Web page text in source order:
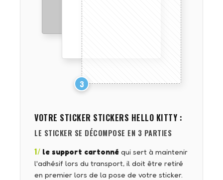
3
VOTRE STICKER STICKERS HELLO KITTY :
LE STICKER SE DÉCOMPOSE EN 3 PARTIES
1/ le support cartonné qui sert à maintenir
l'adhésif lors du transport, il doit être retiré
en premier lors de la pose de votre sticker.